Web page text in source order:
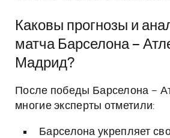
Каковы прогнозы и
матча Барселона –
Мадрид?
После победы Барселона –
многие эксперты отметили:
Барселона укрепляет